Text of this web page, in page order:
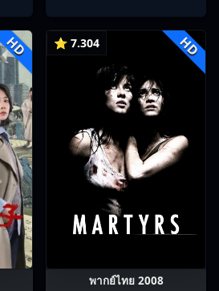
HD ⭐ 7.304 HD
พากย์ไทย 2008